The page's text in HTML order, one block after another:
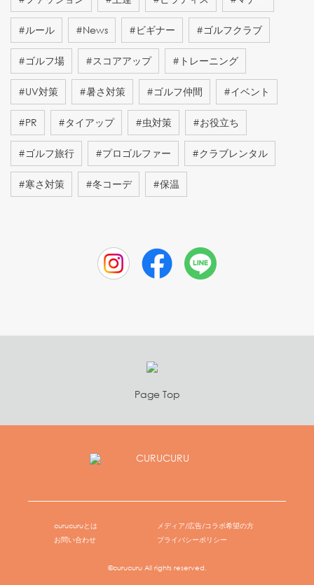
#ルール #News #ビギナー #ゴルフクラブ
#ゴルフ場 #スコアアップ # トレーニング
#UV対策 #暑さ対策 #ゴルフ仲間 #イベント
#PR #タイアップ #虫対策 #お役立ち
#ゴルフ旅行 #プロゴルファー #クラブレンタル
#寒さ対策 #冬コーデ #保温
Page Top
curucuruとは
メディア/広告/コラボ希望の方
お問い合わせ
プライバシーポリシー
©curucuru All rights reserved.